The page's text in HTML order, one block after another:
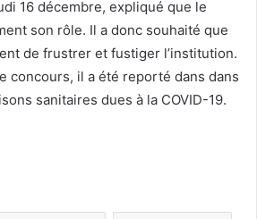
16 décembre, expliqué que le
son rôle. Il a donc souhaité que
de frustrer et fustiger l’institution.
concours, il a été reporté dans dans
sanitaires dues à la COVID-19.